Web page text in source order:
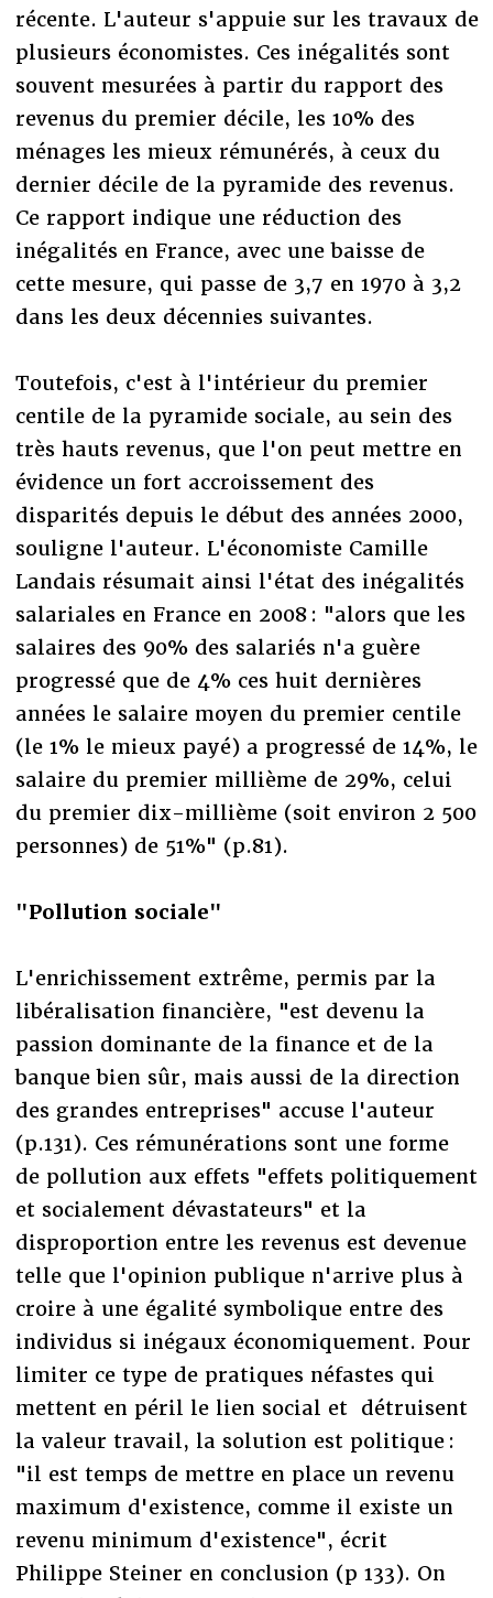
récente. L'auteur s'appuie sur les travaux de
plusieurs économistes. Ces inégalités sont
souvent mesurées à partir du rapport des
revenus du premier décile, les 10% des
ménages les mieux rémunérés, à ceux du
dernier décile de la pyramide des revenus.
Ce rapport indique une réduction des
inégalités en France, avec une baisse de
cette mesure, qui passe de 3,7 en 1970 à 3,2
dans les deux décennies suivantes.
Toutefois, c'est à l'intérieur du premier
centile de la pyramide sociale, au sein des
très hauts revenus, que l'on peut mettre en
évidence un fort accroissement des
disparités depuis le début des années 2000,
souligne l'auteur. L'économiste Camille
Landais résumait ainsi l'état des inégalités
salariales en France en 2008 : "alors que les
salaires des 90% des salariés n'a guère
progressé que de 4% ces huit dernières
années le salaire moyen du premier centile
(le 1% le mieux payé) a progressé de 14%, le
salaire du premier millième de 29%, celui
du premier dix-millième (soit environ 2 500
personnes) de 51%" (p.81).
"Pollution sociale"
L'enrichissement extrême, permis par la
libéralisation financière, "est devenu la
passion dominante de la finance et de la
banque bien sûr, mais aussi de la direction
des grandes entreprises" accuse l'auteur
(p.131). Ces rémunérations sont une forme
de pollution aux effets "effets politiquement
et socialement dévastateurs" et la
disproportion entre les revenus est devenue
telle que l'opinion publique n'arrive plus à
croire à une égalité symbolique entre des
individus si inégaux économiquement. Pour
limiter ce type de pratiques néfastes qui
mettent en péril le lien social et détruisent
la valeur travail, la solution est politique :
"il est temps de mettre en place un revenu
maximum d'existence, comme il existe un
revenu minimum d'existence", écrit
Philippe Steiner en conclusion (p 133). On